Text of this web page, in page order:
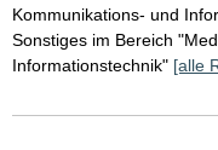
Kommunikations- und
Sonstiges im Bereich
Informationstechnik" [alle